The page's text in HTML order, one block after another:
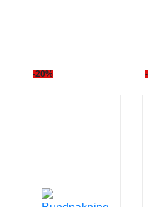
-20%